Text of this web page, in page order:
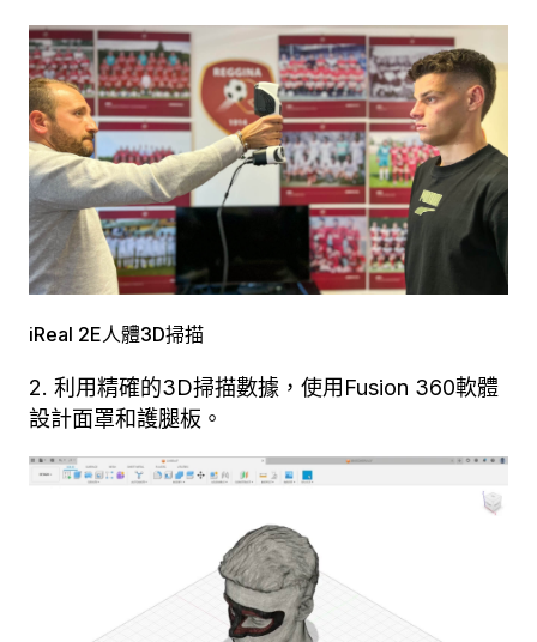
iReal 2E人體3D掃描
2. 利用精確的3D掃描數據，使用Fusion 360軟體
設計面罩和護腿板。